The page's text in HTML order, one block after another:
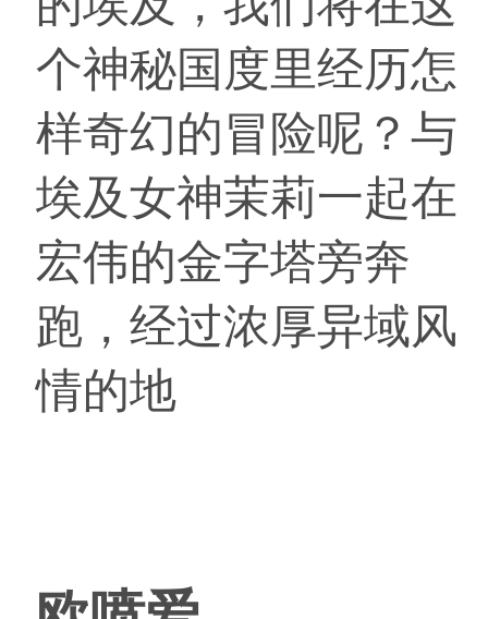
个神秘国度里经历怎
样奇幻的冒险呢？与
埃及女神茉莉一起在
宏伟的金字塔旁奔
跑，经过浓厚异域风
情的地